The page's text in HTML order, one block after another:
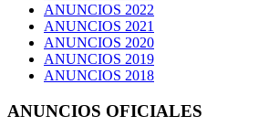
ANUNCIOS 2022
ANUNCIOS 2021
ANUNCIOS 2020
ANUNCIOS 2019
ANUNCIOS 2018
ANUNCIOS OFICIALES